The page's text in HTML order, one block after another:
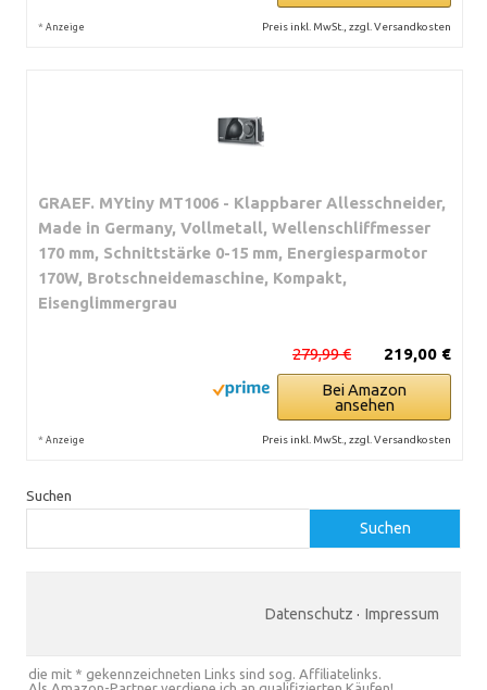
* Anzeige Preis inkl. MwSt., zzgl. Versandkosten
GRAEF. MYtiny MT1006 - Klappbarer Allesschneider,
Made in Germany, Vollmetall, Wellenschliffmesser
170 mm, Schnittstärke 0-15 mm, Energiesparmotor
170W, Brotschneidemaschine, Kompakt,
Eisenglimmergrau
219,00 €
279,99 €
Bei Amazon
ansehen
* Anzeige Preis inkl. MwSt., zzgl. Versandkosten
Suchen
Suchen
Datenschutz · Impressum
die mit * gekennzeichneten Links sind sog. Affiliatelinks.